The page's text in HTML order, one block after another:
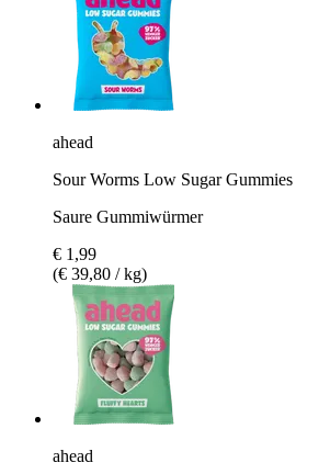
ahead
Sour Worms Low Sugar Gummies
Saure Gummiwürmer
€ 1,99
(€ 39,80 / kg)
ahead